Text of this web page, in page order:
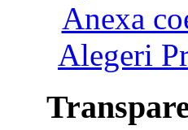
Anexa
Alegeri